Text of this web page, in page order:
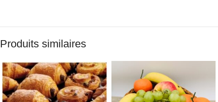
Produits similaires